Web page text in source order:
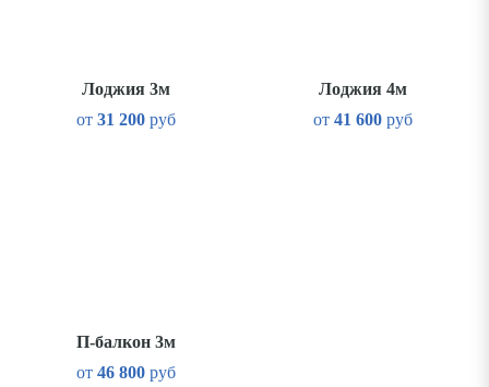
Лоджия 3м
от 31 200руб
Лоджия 4м
от41 600 руб
П-балкон 3м
от 46 800руб